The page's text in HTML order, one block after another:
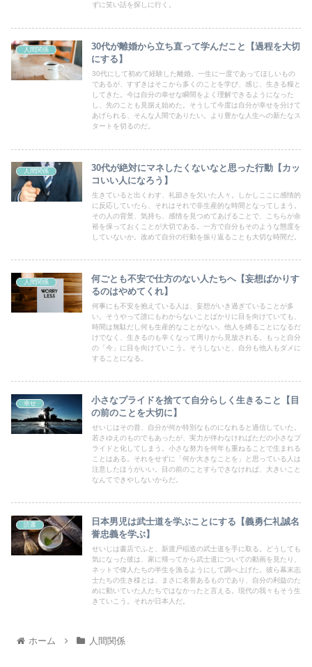
ずに笑い話を探しに行く。
人間関係
30代が離婚から立ち直って学んだこと【過程を大切
にする】
30代にして初めて経験した離婚。一生に一度であってほしいもの
であるが、すずきはそこから多くのことを学び、感じ、生きる糧と
してきた。今は自分の幸せな瞬間をよく理解できるようになった
し、先のことも見据え始めた。そうして今度は自分が幸せを分けて
あげられる、そんな人間でありたい。より豊かな人生への新たなス
タートを切るのだ。
人間関係
30代が絶対にマネしたくないなと思った行動【カッ
コいい人になろう】
生きていると出くわす、礼節さを欠いた人々。しかしここに感情的
に反応していたら、それはそれで非生産的な時間となってしまう。
その人の背景、気持ち、感情を見つめてあげることで、こちらが余
裕を保っておくことが大切である。一方で自分もそのような態度を
していないか。改めて自分の行動を振り返ることも大切な時間だ。
人間関係
何ごとも不安で仕方のない人たちへ【妄想ばかりす
るのはやめてくれ】
何事にも不安を抱えている人は、妄想がいき過ぎていることが多
い。そうやって誰にもわからないことばかりに目を向けていても、
時間は無駄だし何も生産的なことがない。他人を縛ることになるだ
けでなく、生きるのも辛くなって周りから見放される。もっと自分
の「今」に目を向けていこう。そうしないと、自分も他人もダメに
することになる。
幸せ
小さなプライドを捨てて自分らしく生きること【目
の前のことを大切に】
せいじはその昔、自分が何か特別なものになれると過信していた。
若さゆえのものでもあったが、実力が伴わなければただの小さなプ
ライドと化してしまう。小さな努力を何年も重ねることで生まれる
ことはある。それをせずに「何か大きなことを」と思っている人は
注意したほうがいい。目の前のことすらできなければ、大きいこと
なんてできやしないからだ。
読書
日本男児は武士道を学ぶことにする【義勇仁礼誠名
誉忠義を学ぶ】
せいじは書店でふと、新渡戸稲造の武士道を手に取る。どうしても
気になった彼は、家に帰ってから武士道についての動画を見たり、
ネットで偉人たちの半生を漁るようにして調べ上げた。彼ら幕末志
士たちの生き様とは、まさに名誉あるものであり、自分の利益のた
めに動いていた人たちではなかったと言える。現代の我々もそう生
きていこう。それが日本人だ。
ホーム 人間関係